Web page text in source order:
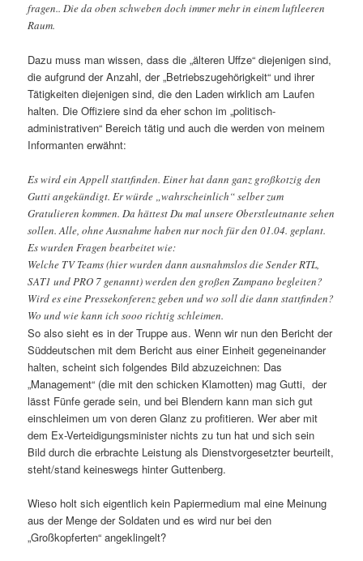
fragen.. Die da oben schweben doch immer mehr in einem luftleeren
Raum.
Dazu muss man wissen, dass die „älteren Uffze“ diejenigen sind,
die aufgrund der Anzahl, der „Betriebszugehörigkeit“ und ihrer
Tätigkeiten diejenigen sind, die den Laden wirklich am Laufen
halten. Die Offiziere sind da eher schon im „politisch-
administrativen“ Bereich tätig und auch die werden von meinem
Informanten erwähnt:
Es wird ein Appell stattfinden. Einer hat dann ganz großkotzig den
Gutti angekündigt. Er würde „wahrscheinlich“ selber zum
Gratulieren kommen. Da hättest Du mal unsere Oberstleutnante sehen
sollen. Alle, ohne Ausnahme haben nur noch für den 01.04. geplant.
Es wurden Fragen bearbeitet wie:
Welche TV Teams (hier wurden dann ausnahmslos die Sender RTL,
SAT1 und PRO 7 genannt) werden den großen Zampano begleiten?
Wird es eine Pressekonferenz geben und wo soll die dann stattfinden?
Wo und wie kann ich sooo richtig schleimen.
So also sieht es in der Truppe aus. Wenn wir nun den Bericht der
Süddeutschen mit dem Bericht aus einer Einheit gegeneinander
halten, scheint sich folgendes Bild abzuzeichnen: Das
„Management“ (die mit den schicken Klamotten) mag Gutti, der
lässt Fünfe gerade sein, und bei Blendern kann man sich gut
einschleimen um von deren Glanz zu profitieren. Wer aber mit
dem Ex-Verteidigungsminister nichts zu tun hat und sich sein
Bild durch die erbrachte Leistung als Dienstvorgesetzter beurteilt,
steht/stand keineswegs hinter Guttenberg.
Wieso holt sich eigentlich kein Papiermedium mal eine Meinung
aus der Menge der Soldaten und es wird nur bei den
„Großkopferten“ angeklingelt?